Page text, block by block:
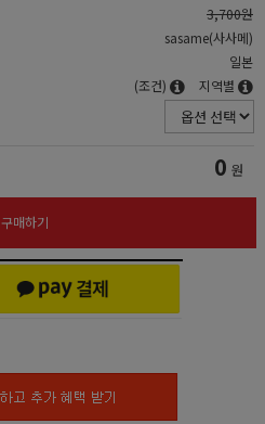
3,700원
sasame(사사메)
일본
(조건) 지역별
0 원
구매하기